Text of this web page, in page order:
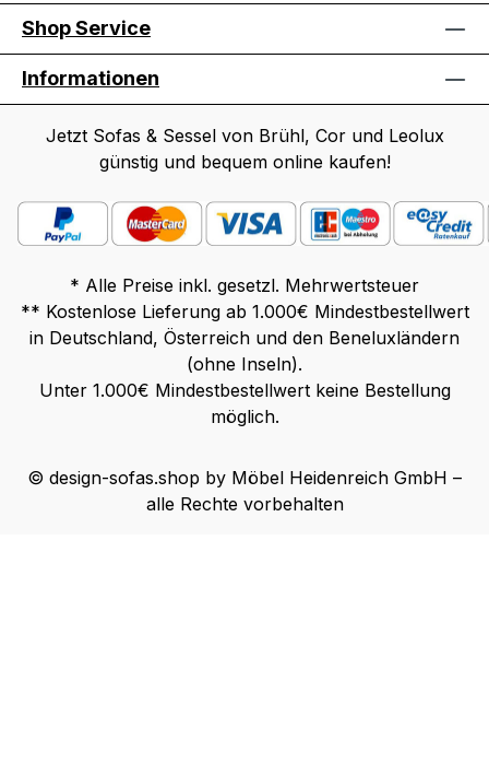
Shop Service
Informationen
Jetzt Sofas & Sessel von Brühl, Cor und Leolux
günstig und bequem online kaufen!
* Alle Preise inkl. gesetzl. Mehrwertsteuer
** Kostenlose Lieferung ab 1.000€ Mindestbestellwert
in Deutschland, Österreich und den Beneluxländern
(ohne Inseln).
Unter 1.000€ Mindestbestellwert keine Bestellung
möglich.
© design-sofas.shop by Möbel Heidenreich GmbH –
alle Rechte vorbehalten